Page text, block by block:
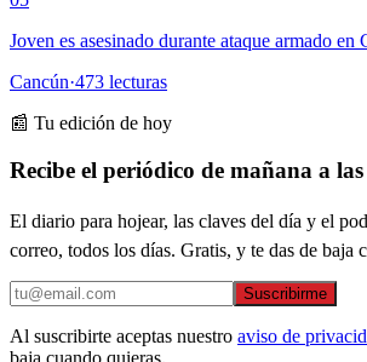
Joven es asesinado durante ataque armado en
Cancún·473 lecturas
📰 Tu edición de hoy
Recibe el periódico de mañana a
El diario para hojear, las claves del día y el
correo, todos los días. Gratis, y te das de baja
Suscribirme
Al suscribirte aceptas nuestro aviso de
baja cuando quieras.